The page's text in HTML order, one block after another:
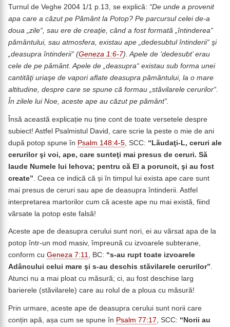
Turnul de Veghe 2004 1/1 p.13, se explică: “De unde a provenit
apa care a căzut pe Pământ la Potop? Pe parcursul celei de-a
doua „zile“, sau ere de creaţie, când a fost formată „întinderea“
pământului, sau atmosfera, existau ape „dedesubtul întinderii“ şi
„deasupra întinderii“ (Geneza 1:6-7). Apele de ‘dedesubt’ erau
cele de pe pământ. Apele de „deasupra“ existau sub forma unei
cantităţi uriaşe de vapori aflate deasupra pământului, la o mare
altitudine, despre care se spune că formau „stăvilarele cerurilor“.
În zilele lui Noe, aceste ape au căzut pe pământ”.
Însă această explicație nu ține cont de toate versetele despre
subiect! Astfel Psalmistul David, care scrie la peste o mie de ani
după potop spune în Psalm 148:4-5 , SCC: “Lăudaţi-L, ceruri ale
cerurilor şi voi, ape, care sunteţi mai presus de ceruri. Să
laude Numele lui Iehova; pentru că El a poruncit, şi au fost
create” . Ceea ce indică că și în timpul lui exista ape care sunt
mai presus de ceruri sau ape de deasupra întinderii. Astfel
interpretarea martorilor cum că aceste ape nu mai există, fiind
vărsate la potop este falsă!
Aceste ape de deasupra cerului sunt nori, ei au vărsat apa de la
potop într-un mod masiv, împreună cu izvoarele subterane,
conform cu Geneza 7:11, BC: “s-au rupt toate izvoarele
Adâncului celui mare şi s-au deschis stăvilarele cerurilor”.
Atunci nu a mai ploat cu măsură; ci, au fost deschise larg
barierele (stăvilarele) care au rolul de a ploua cu măsură!
Prin urmare, aceste ape de deasupra cerului sunt norii care
conțin apă, așa cum se spune în Psalm 77:17 , SCC: “Norii au